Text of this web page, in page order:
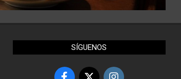
SÍGUENOS